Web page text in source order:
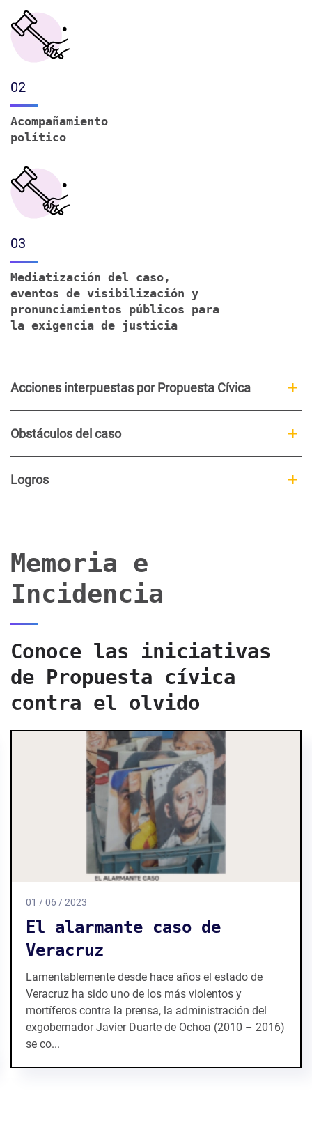
02
Acompañamiento
político
03
Mediatización del caso,
eventos de visibilización y
pronunciamientos públicos para
la exigencia de justicia
Acciones interpuestas por Propuesta Cívica
Obstáculos del caso
Logros
Memoria e
Incidencia
Conoce las iniciativas
de Propuesta cívica
contra el olvido
01 / 06 / 2023
El alarmante caso de
Veracruz
Lamentablemente desde hace años el estado de
Veracruz ha sido uno de los más violentos y
mortíferos contra la prensa, la administración del
exgobernador Javier Duarte de Ochoa (2010 – 2016)
se co...